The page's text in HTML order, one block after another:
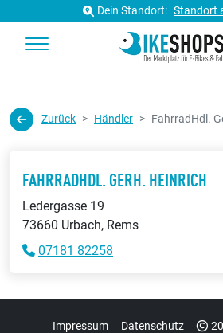
Dein Standort: Standort
Zurück Händler FahrradHdl.
FAHRRADHDL. GERH. HEINRICH
Ledergasse 19
73660 Urbach, Rems
07181 82258
Impressum Datenschutz